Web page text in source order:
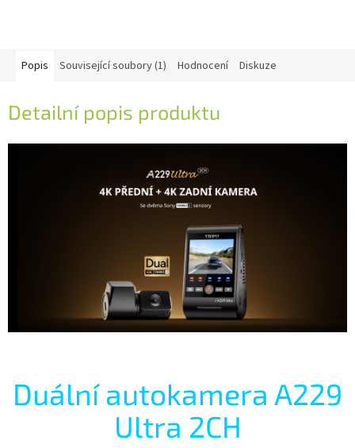
Popis Související soubory (1) Hodnocení Diskuze
Detailní popis produktu
Duální autokamera A229
Ultra 2CH